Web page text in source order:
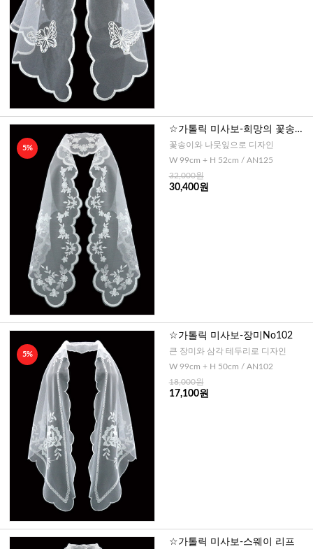
5%
☆가톨릭 미사보-희망의 꽃송이
No125
꽃송이와 나뭇잎으로 디자인
W 99cm + H 52cm / AN125
32,000원
30,400원
5%
☆가톨릭 미사보-장미No102
큰 장미와 삼각 테두리로 디자인
W 99cm + H 50cm / AN102
18,000원
17,100원
☆가톨릭 미사보-스웨이 리프